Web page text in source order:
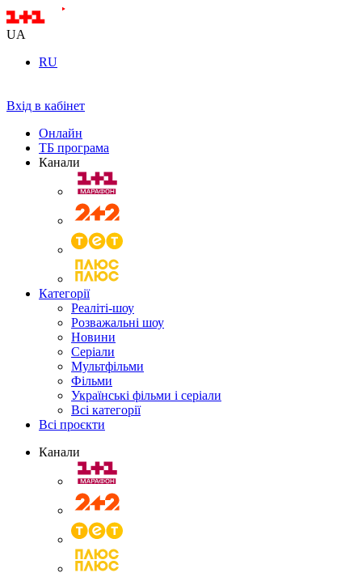
UA
RU
Вхід в кабінет
Онлайн
ТБ програма
Канали
Категорії
Реаліті-шоу
Розважальні шоу
Новини
Серіали
Мультфільми
Фільми
Українські фільми і серіали
Всі категорії
Всі проєкти
Канали